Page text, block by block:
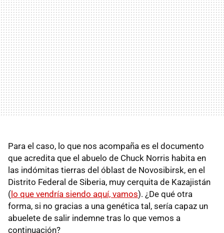
Para el caso, lo que nos acompaña es el documento
que acredita que el abuelo de Chuck Norris habita en
las indómitas tierras del óblast de Novosibirsk, en el
Distrito Federal de Siberia, muy cerquita de Kazajistán
(lo que vendría siendo aquí, vamos). ¿De qué otra
forma, si no gracias a una genética tal, sería capaz un
abuelete de salir indemne tras lo que vemos a
continuación?